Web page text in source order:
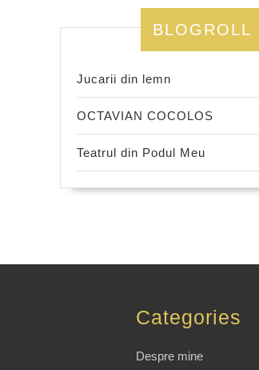
BLOGROLL
Jucarii din lemn
OCTAVIAN COCOLOS
Teatrul din Podul Meu
Categories
Despre mine